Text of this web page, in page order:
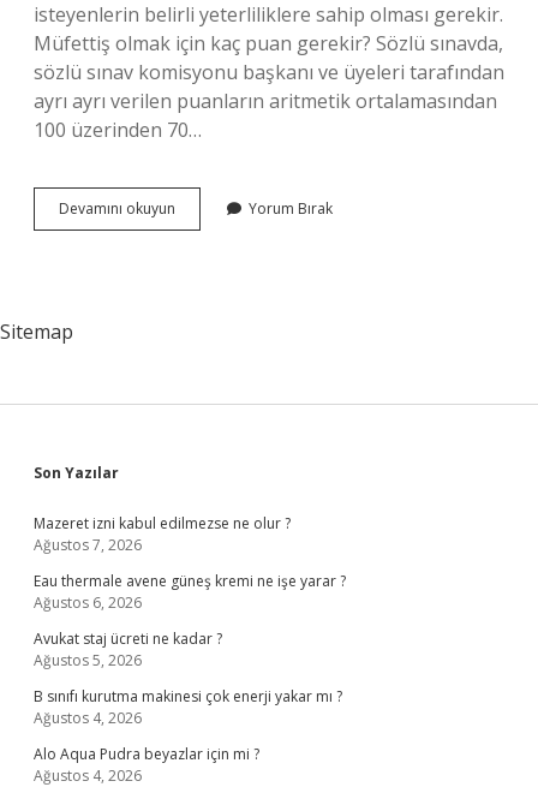
isteyenlerin belirli yeterliliklere sahip olması gerekir.
Müfettiş olmak için kaç puan gerekir? Sözlü sınavda,
sözlü sınav komisyonu başkanı ve üyeleri tarafından
ayrı ayrı verilen puanların aritmetik ortalamasından
100 üzerinden 70…
Devamını okuyun Müfettiş
Olmak
Yorum Bırak
Sitemap
Sidebar
Son Yazılar
Mazeret izni kabul edilmezse ne olur ?
Ağustos 7, 2026
Eau thermale avene güneş kremi ne işe yarar ?
Ağustos 6, 2026
Avukat staj ücreti ne kadar ?
Ağustos 5, 2026
B sınıfı kurutma makinesi çok enerji yakar mı ?
Ağustos 4, 2026
Alo Aqua Pudra beyazlar için mi ?
Ağustos 4, 2026